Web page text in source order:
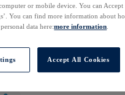
or mobile device. You can
You can find more information about
data here:more information
Accept All Cookies